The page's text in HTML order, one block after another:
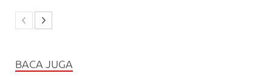
BACA JUGA